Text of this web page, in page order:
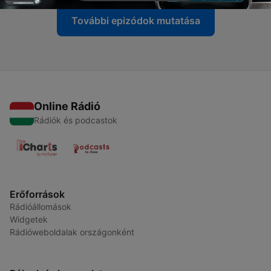
További epizódok mutatása
Online Rádió
Rádiók és podcastok
Erőforrások
Rádióállomások
Widgetek
Rádióweboldalak országonként